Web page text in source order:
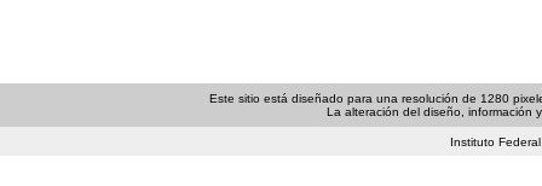
Este sitio está diseñado para una resolución de 1280
La alteración del diseño, información
Instituto